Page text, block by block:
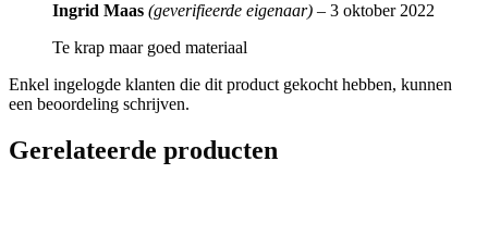
Ingrid Maas (geverifieerde eigenaar) – 3 oktober 2022
Te krap maar goed materiaal
Enkel ingelogde klanten die dit product gekocht hebben, kunnen
een beoordeling schrijven.
Gerelateerde producten